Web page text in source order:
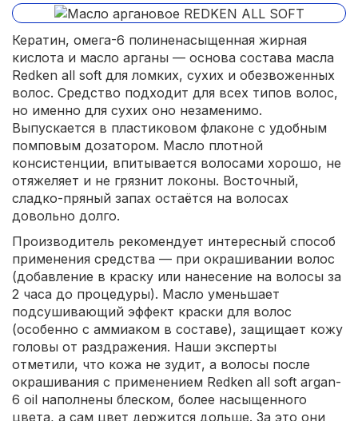
Кератин, омега-6 полиненасыщенная жирная
кислота и масло арганы — основа состава масла
Redken all soft для ломких, сухих и обезвоженных
волос. Средство подходит для всех типов волос,
но именно для сухих оно незаменимо.
Выпускается в пластиковом флаконе с удобным
помповым дозатором. Масло плотной
консистенции, впитывается волосами хорошо, не
отяжеляет и не грязнит локоны. Восточный,
сладко-пряный запах остаётся на волосах
довольно долго.
Производитель рекомендует интересный способ
применения средства — при окрашивании волос
(добавление в краску или нанесение на волосы за
2 часа до процедуры). Масло уменьшает
подсушивающий эффект краски для волос
(особенно с аммиаком в составе), защищает кожу
головы от раздражения. Наши эксперты
отметили, что кожа не зудит, а волосы после
окрашивания с применением Redken all soft argan-
6 oil наполнены блеском, более насыщенного
цвета, а сам цвет держится дольше. За это они